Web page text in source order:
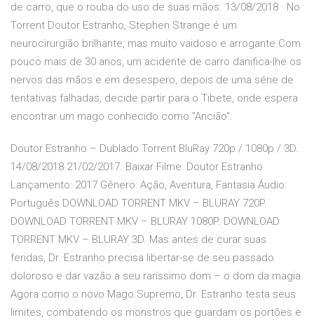
de carro, que o rouba do uso de suas mãos. 13/08/2018 · No
Torrent Doutor Estranho, Stephen Strange é um
neurocirurgião brilhante, mas muito vaidoso e arrogante.Com
pouco mais de 30 anos, um acidente de carro danifica-lhe os
nervos das mãos e em desespero, depois de uma série de
tentativas falhadas, decide partir para o Tibete, onde espera
encontrar um mago conhecido como "Ancião".
Doutor Estranho – Dublado Torrent BluRay 720p / 1080p / 3D.
14/08/2018 21/02/2017. Baixar Filme: Doutor Estranho
Lançamento: 2017 Gênero: Ação, Aventura, Fantasia Áudio:
Português DOWNLOAD TORRENT MKV – BLURAY 720P.
DOWNLOAD TORRENT MKV – BLURAY 1080P. DOWNLOAD
TORRENT MKV – BLURAY 3D. Mas antes de curar suas
feridas, Dr. Estranho precisa libertar-se de seu passado
doloroso e dar vazão a seu raríssimo dom – o dom da magia.
Agora como o novo Mago Supremo, Dr. Estranho testa seus
limites, combatendo os monstros que guardam os portões e